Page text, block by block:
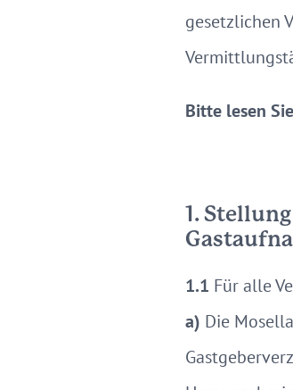
gesetzlichen
Bitte lesen
1.
1.1 Für alle
a) Die